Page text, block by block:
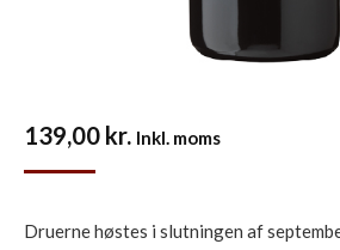
139,00 kr. Inkl. moms
Druerne høstes i slutningen af